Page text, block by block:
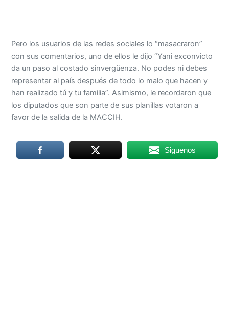
Pero los usuarios de las redes sociales lo “masacraron”
con sus comentarios, uno de ellos le dijo “Yani exconvicto
da un paso al costado sinvergüenza. No podes ni debes
representar al país después de todo lo malo que hacen y
han realizado tú y tu familia”. Asimismo, le recordaron que
los diputados que son parte de sus planillas votaron a
favor de la salida de la MACCIH.
Siguenos